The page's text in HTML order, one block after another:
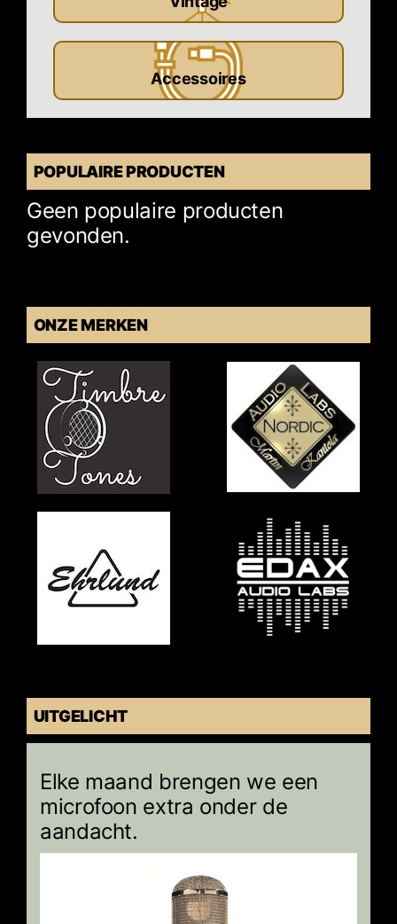
Accessoires
POPULAIRE PRODUCTEN
Geen populaire producten
gevonden.
ONZE MERKEN
UITGELICHT
Elke maand brengen we een
microfoon extra onder de
aandacht.